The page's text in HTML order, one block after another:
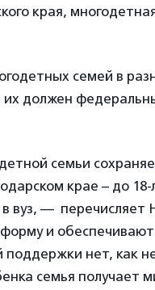
края,
семей в
их должен
семьи
крае – до 18-
вуз, — перечисляет
и
нет, как
семья получает